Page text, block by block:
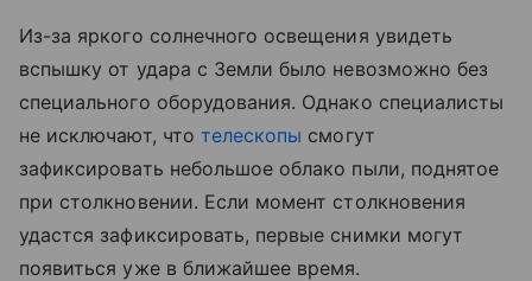
Из-за яркого солнечного освещения увидеть
вспышку от удара с Земли было невозможно без
специального оборудования. Однако специалисты
не исключают, что телескопы смогут
зафиксировать небольшое облако пыли, поднятое
при столкновении. Если момент столкновения
удастся зафиксировать, первые снимки могут
появиться уже в ближайшее время.